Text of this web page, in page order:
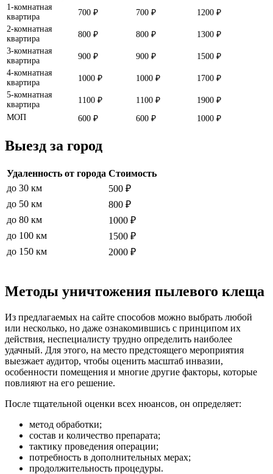
1-комнатная
квартира
700 ₽ 700 ₽
1200 ₽
2-комнатная
квартира
800 ₽ 800 ₽
1300 ₽
3-комнатная
квартира
900 ₽ 900 ₽
1500 ₽
4-комнатная
квартира
1000 ₽ 1000 ₽
1700 ₽
5-комнатная
квартира
1100 ₽ 1100 ₽
1900 ₽
МОП
600 ₽ 600 ₽ 1000 ₽
Выезд за город
Удаленность от города Стоимость
до 30 км
500 ₽
до 50 км
800 ₽
до 80 км
1000 ₽
до 100 км
1500 ₽
до 150 км
2000 ₽
Методы уничтожения пылевого клеща
Из предлагаемых на сайте способов можно выбрать любой
или несколько, но даже ознакомившись с принципом их
действия, неспециалисту трудно определить наиболее
удачный. Для этого, на место предстоящего мероприятия
выезжает аудитор, чтобы оценить масштаб инвазии,
особенности помещения и многие другие факторы, которые
повлияют на его решение.
После тщательной оценки всех нюансов, он определяет:
метод обработки;
состав и количество препарата;
тактику проведения операции;
потребность в дополнительных мерах;
продолжительность процедуры.